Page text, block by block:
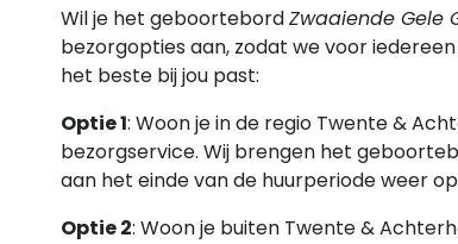
Wil je het geboortebordZwaaiende Gele
bezorgopties aan, zodat we voor
het beste bij jou past:
Optie 1: Woon je in de regio Twente &
bezorgservice. Wij brengen het
aan het einde van de huurperiode weer
Optie 2: Woon je buiten Twente &